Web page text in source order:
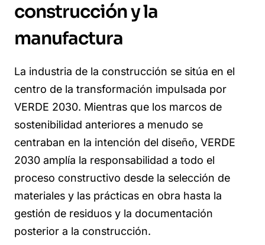
construcción y la
manufactura
La industria de la construcción se sitúa en el
centro de la transformación impulsada por
VERDE 2030. Mientras que los marcos de
sostenibilidad anteriores a menudo se
centraban en la intención del diseño, VERDE
2030 amplía la responsabilidad a todo el
proceso constructivo desde la selección de
materiales y las prácticas en obra hasta la
gestión de residuos y la documentación
posterior a la construcción.